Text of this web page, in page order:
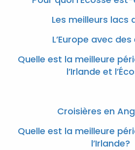
Les meilleurs lacs
L’Europe avec
Quelle est la meilleure
l’Irlande et
Croisières en
Quelle est la meilleure
l’Irlande?